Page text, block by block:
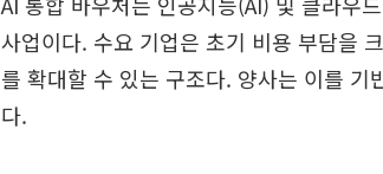
사업이다. 수요 기업은 초기 비용 부담을
를 확대할 수 있는 구조다. 양사는 이를
다.